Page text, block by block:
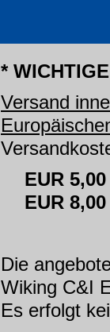
*
Versand
EUR 5,00
EUR
Die
Wiking C&I
Es erfolgt